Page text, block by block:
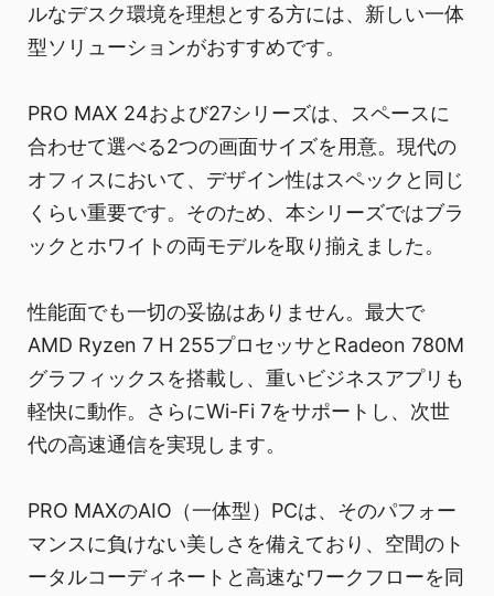
ルなデスク環境を理想とする方には、新しい一体
型ソリューションがおすすめです。
PRO MAX 24および27シリーズは、スペースに
合わせて選べる2つの画面サイズを用意。現代の
オフィスにおいて、デザイン性はスペックと同じ
くらい重要です。そのため、本シリーズではブラ
ックとホワイトの両モデルを取り揃えました。
性能面でも一切の妥協はありません。最大で
AMD Ryzen 7 H 255プロセッサとRadeon 780M
グラフィックスを搭載し、重いビジネスアプリも
軽快に動作。さらにWi-Fi 7をサポートし、次世
代の高速通信を実現します。
PRO MAXのAIO（一体型）PCは、そのパフォー
マンスに負けない美しさを備えており、空間のト
ータルコーディネートと高速なワークフローを同